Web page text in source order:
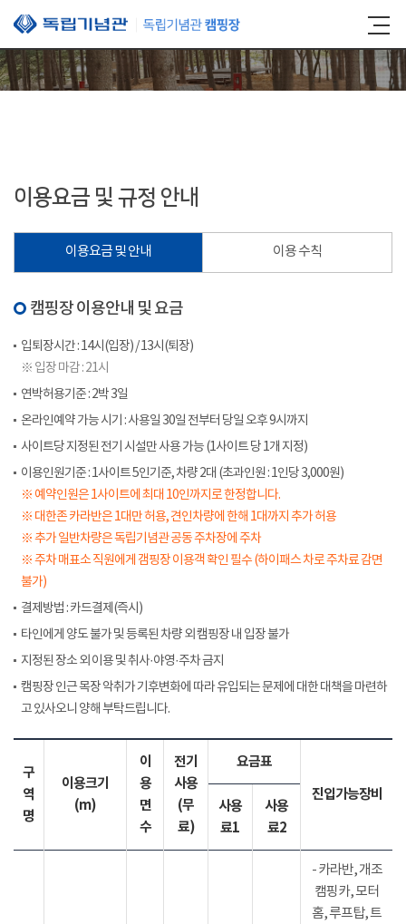
본문 바로가기
이용요금 및 규정 안내
이용요금 및 안내 이용 수칙
캠핑장 이용안내 및 요금
입퇴장시간 : 14시(입장) / 13시(퇴장)
※ 입장 마감 : 21시
연박허용기준 : 2박 3일
온라인예약 가능 시기 : 사용일 30일 전부터 당일 오후 9시까지
사이트당 지정된 전기 시설만 사용 가능 (1사이트 당 1개 지정)
이용인원기준 : 1사이트 5인기준, 차량 2대 (초과인원 : 1인당 3,000원)
※ 예약인원은 1사이트에 최대 10인까지로 한정합니다.
※ 대한존 카라반은 1대만 허용, 견인차량에 한해 1대까지 추가 허용
※ 추가 일반차량은 독립기념관 공동 주차장에 주차
※ 주차 매표소 직원에게 갬핑장 이용객 확인 필수 (하이패스 차로 주차료 감면
불가)
결제방법 : 카드결제(즉시)
타인에게 양도 불가 및 등록된 차량 외 캠핑장 내 입장 불가
지정된 장소 외 이용 및 취사·야영·주차 금지
캠핑장 인근 목장 악취가 기후변화에 따라 유입되는 문제에 대한 대책을 마련하
고 있사오니 양해 부탁드립니다.
구
역
명
이용크기
(m)
이
용
면
수
전기
사용
(무
료)
요금표
진입가능장비
사용
료1
사용
료2
- 카라반, 개조
캠핑카, 모터
홈, 루프탑, 트